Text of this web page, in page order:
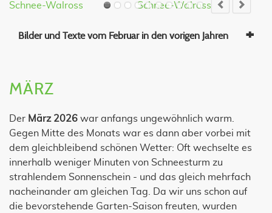
Schnee-Walross Schnee-Walross
Bilder und Texte vom Februar in den vorigen Jahren
MÄRZ
Der März 2026 war anfangs ungewöhnlich warm.
Gegen Mitte des Monats war es dann aber vorbei mit
dem gleichbleibend schönen Wetter: Oft wechselte es
innerhalb weniger Minuten von Schneesturm zu
strahlendem Sonnenschein - und das gleich mehrfach
nacheinander am gleichen Tag. Da wir uns schon auf
die bevorstehende Garten-Saison freuten, wurden